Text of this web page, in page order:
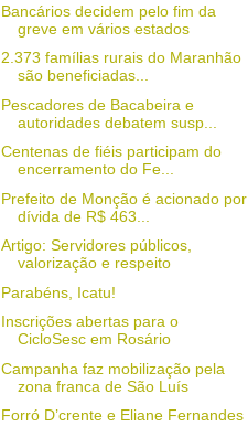
Bancários decidem pelo fim da
greve em vários estados
2.373 famílias rurais do Maranhão
são beneficiadas...
Pescadores de Bacabeira e
autoridades debatem susp...
Centenas de fiéis participam do
encerramento do Fe...
Prefeito de Monção é acionado por
dívida de R$ 463...
Artigo: Servidores públicos,
valorização e respeito
Parabéns, Icatu!
Inscrições abertas para o
CicloSesc em Rosário
Campanha faz mobilização pela
zona franca de São Luís
Forró D’crente e Eliane Fernandes